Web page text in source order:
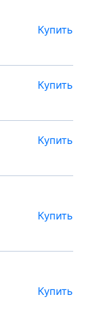
Купить
Купить
Купить
Купить
Купить